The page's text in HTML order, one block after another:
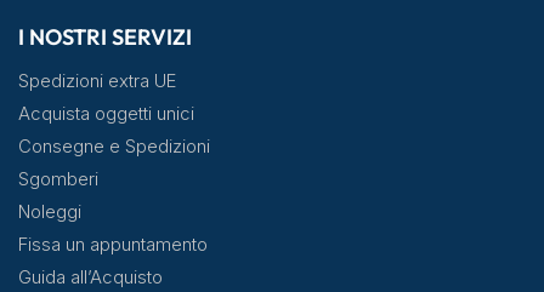
I NOSTRI SERVIZI
Spedizioni extra UE
Acquista oggetti unici
Consegne e Spedizioni
Sgomberi
Noleggi
Fissa un appuntamento
Guida all’Acquisto